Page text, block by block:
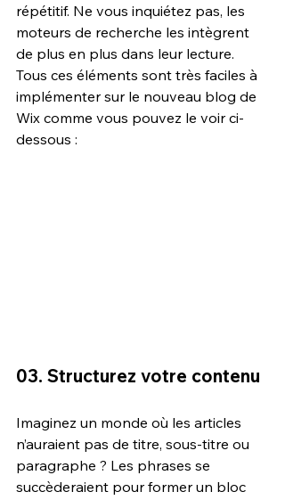
répétitif. Ne vous inquiétez pas, les
moteurs de recherche les intègrent
de plus en plus dans leur lecture.
Tous ces éléments sont très faciles à
implémenter sur le nouveau blog de
Wix comme vous pouvez le voir ci-
dessous :
03. Structurez votre contenu
Imaginez un monde où les articles
n’auraient pas de titre, sous-titre ou
paragraphe ? Les phrases se
succèderaient pour former un bloc